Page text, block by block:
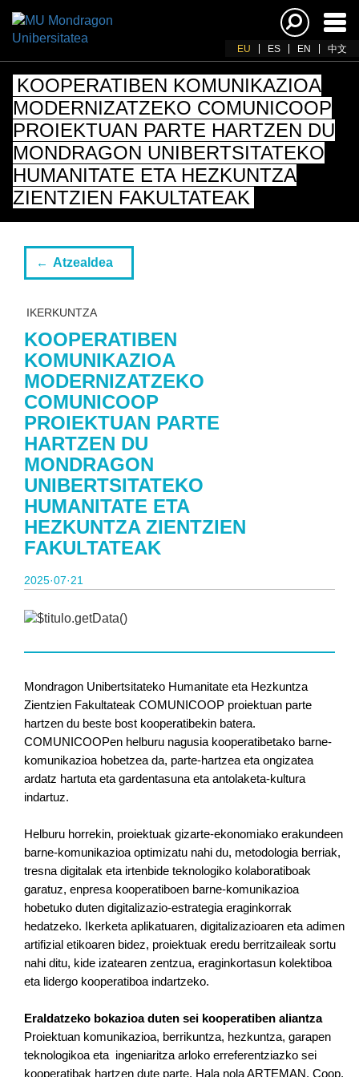
EU ES EN 中文
KOOPERATIBEN KOMUNIKAZIOA
MODERNIZATZEKO COMUNICOOP
PROIEKTUAN PARTE HARTZEN DU
MONDRAGON UNIBERTSITATEKO
HUMANITATE ETA HEZKUNTZA
ZIENTZIEN FAKULTATEAK
Atzealdea
IKERKUNTZA
KOOPERATIBEN
KOMUNIKAZIOA
MODERNIZATZEKO
COMUNICOOP
PROIEKTUAN PARTE
HARTZEN DU
MONDRAGON
UNIBERTSITATEKO
HUMANITATE ETA
HEZKUNTZA ZIENTZIEN
FAKULTATEAK
2025·07·21
Mondragon Unibertsitateko Humanitate eta Hezkuntza
Zientzien Fakultateak COMUNICOOP proiektuan parte
hartzen du beste bost kooperatibekin batera.
COMUNICOOPen helburu nagusia kooperatibetako barne-
komunikazioa hobetzea da, parte-hartzea eta ongizatea
ardatz hartuta eta gardentasuna eta antolaketa-kultura
indartuz.
Helburu horrekin, proiektuak gizarte-ekonomiako erakundeen
barne-komunikazioa optimizatu nahi du, metodologia berriak,
tresna digitalak eta irtenbide teknologiko kolaboratiboak
garatuz, enpresa kooperatiboen barne-komunikazioa
hobetuko duten digitalizazio-estrategia eraginkorrak
hedatzeko.
Ikerketa aplikatuaren, digitalizazioaren eta adimen
artifizial etikoaren bidez, proiektuak eredu berritzaileak sortu
nahi ditu, kide izatearen zentzua, eraginkortasun kolektiboa
eta lidergo kooperatiboa indartzeko.
Eraldatzeko bokazioa duten sei kooperatiben aliantza
Proiektuan komunikazioa, berrikuntza, hezkuntza, garapen
teknologikoa eta ingeniaritza arloko erreferentziazko sei
kooperatibak hartzen dute parte. Hala nola ARTEMAN. Coop,